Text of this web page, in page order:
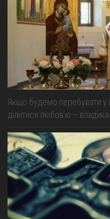
Якщо будемо перебувати у
ділитися любов’ю – владика